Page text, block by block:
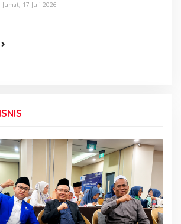
Jumat, 17 Juli 2026